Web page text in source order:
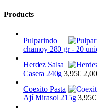
Products
Pulparindo
chamoy 280 gr - 20
Herdez Salsa
Casera 240g 3,95€ El
era:
2,00
Coexito Pasta
Ají Mirasol 215g 3,95€